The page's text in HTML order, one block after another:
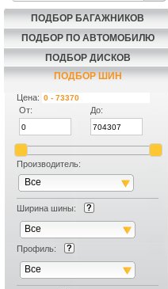
ПОДБОР БАГАЖНИКОВ
ПОДБОР ПО АВТОМОБИЛЮ
ПОДБОР ДИСКОВ
ПОДБОР ШИН
Цена:
От:
До:
Производитель:
Все
Ширина шины:
Все
Профиль:
Все